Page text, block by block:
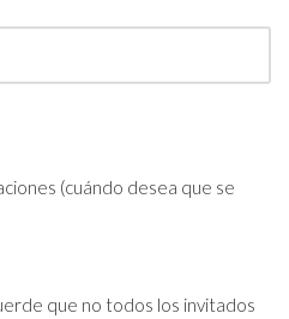
(cuándo desea que se
que no todos los invitados